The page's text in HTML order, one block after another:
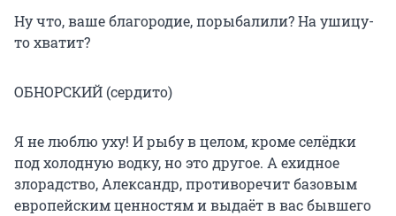
Ну что, ваше благородие, порыбалили? На ушицу-
то хватит?
ОБНОРСКИЙ (сердито)
Я не люблю уху! И рыбу в целом, кроме селёдки
под холодную водку, но это другое. А ехидное
злорадство, Александр, противоречит базовым
европейским ценностям и выдаёт в вас бывшего